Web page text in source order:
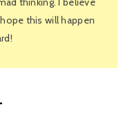
this will happen